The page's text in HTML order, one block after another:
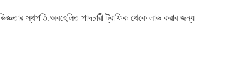
স্থপতি,অবহেলিত পাদচারী ট্রাফিক থেকে লাভ করার জন্য